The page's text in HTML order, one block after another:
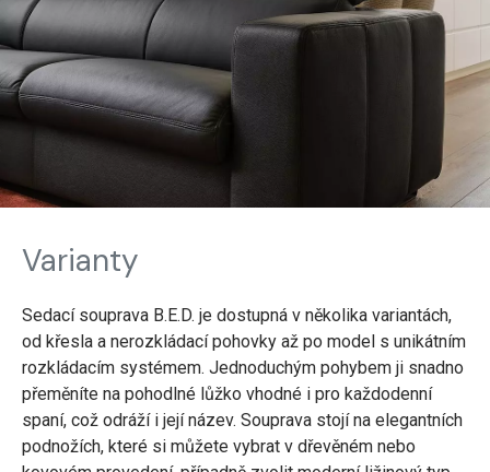
Varianty
Sedací souprava B.E.D. je dostupná v několika variantách,
od křesla a nerozkládací pohovky až po model s unikátním
rozkládacím systémem. Jednoduchým pohybem ji snadno
přeměníte na pohodlné lůžko vhodné i pro každodenní
spaní, což odráží i její název. Souprava stojí na elegantních
podnožích, které si můžete vybrat v dřevěném nebo